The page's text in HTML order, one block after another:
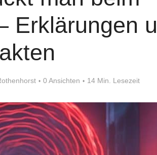
Erklärungen
0 Ansichten 14 Min. Lesezeit